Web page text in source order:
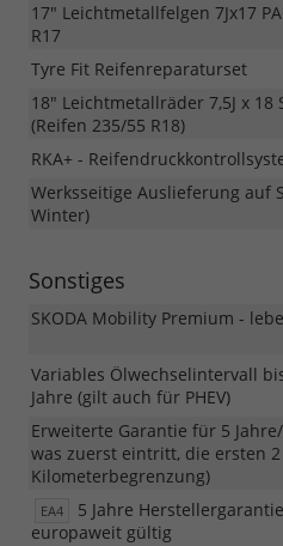
17" Leichtmetallfelgen 7Jx17
R17
Tyre Fit Reifenreparaturset
18" Leichtmetallräder 7,5J x
(Reifen 235/55 R18)
RKA+ -
Werksseitige Auslieferung auf
Winter)
Sonstiges
SKODA Mobility Premium -
Variables Ölwechselintervall
Jahre (gilt auch für PHEV)
Erweiterte Garantie für 5
was zuerst eintritt, die ersten 2
Kilometerbegrenzung)
EA4
5 Jahre
europaweit gültig